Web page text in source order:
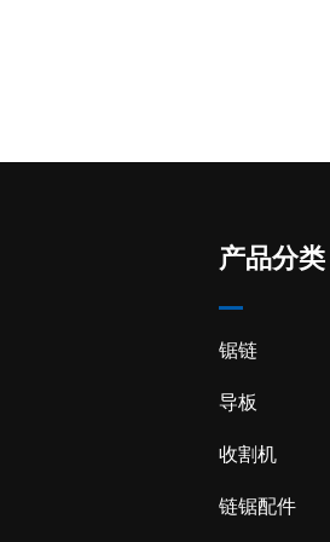
产品分类
锯链
导板
收割机
链锯配件